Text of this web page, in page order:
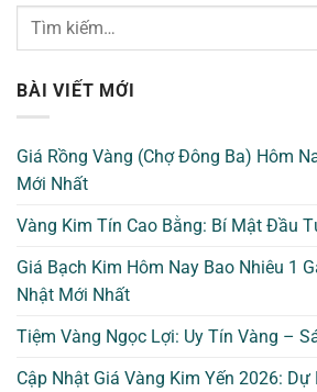
BÀI VIẾT MỚI
Giá Rồng Vàng (Chợ Đông Ba) Hôm
Mới Nhất
Vàng Kim Tín Cao Bằng: Bí Mật Đầu
Giá Bạch Kim Hôm Nay Bao Nhiêu 1
Nhật Mới Nhất
Tiệm Vàng Ngọc Lợi: Uy Tín Vàng –
Cập Nhật Giá Vàng Kim Yến 2026: